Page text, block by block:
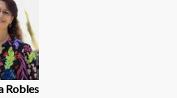
Robles